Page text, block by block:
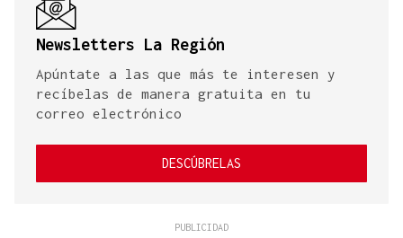
Newsletters La Región
Apúntate a las que más te interesen y
recíbelas de manera gratuita en tu
correo electrónico
DESCÚBRELAS